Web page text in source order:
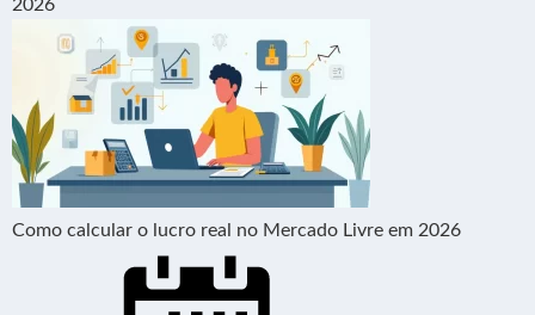
2026
Como calcular o lucro real no Mercado Livre em 2026